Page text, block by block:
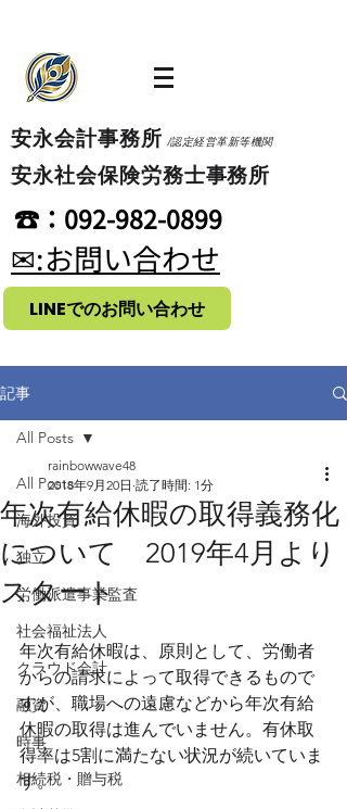
​安永会計事務所 /認定経営革新等機関
​安永社会保険労務士事務所
​☎：092-982-0899
​✉:お問い合わせ
LINEでのお問い合わせ
記事
All Posts
海外投資
独立
労働派遣事業監査
社会福祉法人
クラウド会計
融資
時事
相続税・贈与税
All Posts
年次有給休暇の取得義務化
について 2019年4月より
スタート
rainbowwave48
2018年9月20日 読了時間: 1分
年次有給休暇は、原則として、労働者
からの請求によって取得できるもので
すが、職場への遠慮などから年次有給
休暇の取得は進んでいません。有休取
得率は5割に満たない状況が続いていま
す。